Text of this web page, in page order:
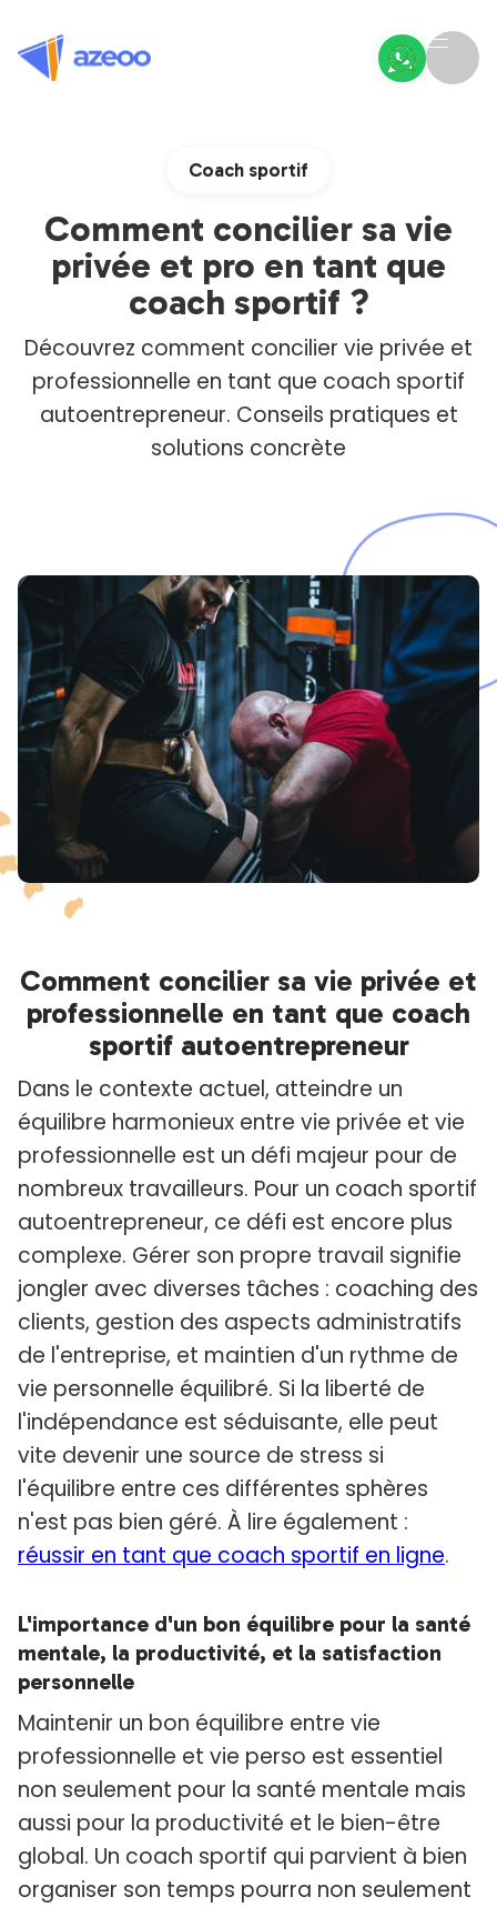
Coach sportif
Comment concilier sa vie
privée et pro en tant que
coach sportif ?
Découvrez comment concilier vie privée et
professionnelle en tant que coach sportif
autoentrepreneur. Conseils pratiques et
solutions concrète
Comment concilier sa vie privée et
professionnelle en tant que coach
sportif autoentrepreneur
Dans le contexte actuel, atteindre un
équilibre harmonieux entre vie privée et vie
professionnelle est un défi majeur pour de
nombreux travailleurs. Pour un coach sportif
autoentrepreneur, ce défi est encore plus
complexe. Gérer son propre travail signifie
jongler avec diverses tâches : coaching des
clients, gestion des aspects administratifs
de l'entreprise, et maintien d'un rythme de
vie personnelle équilibré. Si la liberté de
l'indépendance est séduisante, elle peut
vite devenir une source de stress si
l'équilibre entre ces différentes sphères
n'est pas bien géré. À lire également :
réussir en tant que coach sportif en ligne.
L'importance d'un bon équilibre pour la santé
mentale, la productivité, et la satisfaction
personnelle
Maintenir un bon équilibre entre vie
professionnelle et vie perso est essentiel
non seulement pour la santé mentale mais
aussi pour la productivité et le bien-être
global. Un coach sportif qui parvient à bien
organiser son temps pourra non seulement